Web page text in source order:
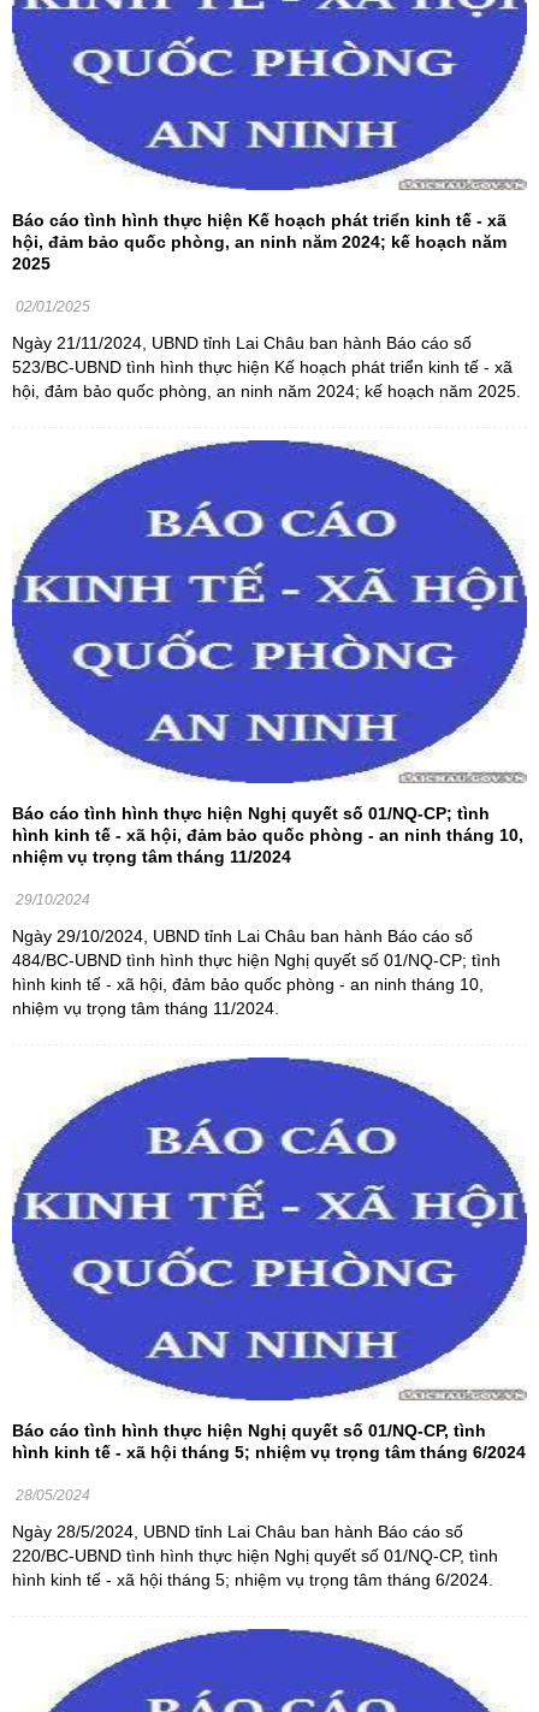
Báo cáo tình hình thực hiện Kế hoạch phát triển kinh tế - xã
hội, đảm bảo quốc phòng, an ninh năm 2024; kế hoạch năm
2025
02/01/2025
Ngày 21/11/2024, UBND tỉnh Lai Châu ban hành Báo cáo số
523/BC-UBND tình hình thực hiện Kế hoạch phát triển kinh tế - xã
hội, đảm bảo quốc phòng, an ninh năm 2024; kế hoạch năm 2025.
Báo cáo tình hình thực hiện Nghị quyết số 01/NQ-CP; tình
hình kinh tế - xã hội, đảm bảo quốc phòng - an ninh tháng 10,
nhiệm vụ trọng tâm tháng 11/2024
29/10/2024
Ngày 29/10/2024, UBND tỉnh Lai Châu ban hành Báo cáo số
484/BC-UBND tình hình thực hiện Nghị quyết số 01/NQ-CP; tình
hình kinh tế - xã hội, đảm bảo quốc phòng - an ninh tháng 10,
nhiệm vụ trọng tâm tháng 11/2024.
Báo cáo tình hình thực hiện Nghị quyết số 01/NQ-CP, tình
hình kinh tế - xã hội tháng 5; nhiệm vụ trọng tâm tháng 6/2024
28/05/2024
Ngày 28/5/2024, UBND tỉnh Lai Châu ban hành Báo cáo số
220/BC-UBND tình hình thực hiện Nghị quyết số 01/NQ-CP, tình
hình kinh tế - xã hội tháng 5; nhiệm vụ trọng tâm tháng 6/2024.